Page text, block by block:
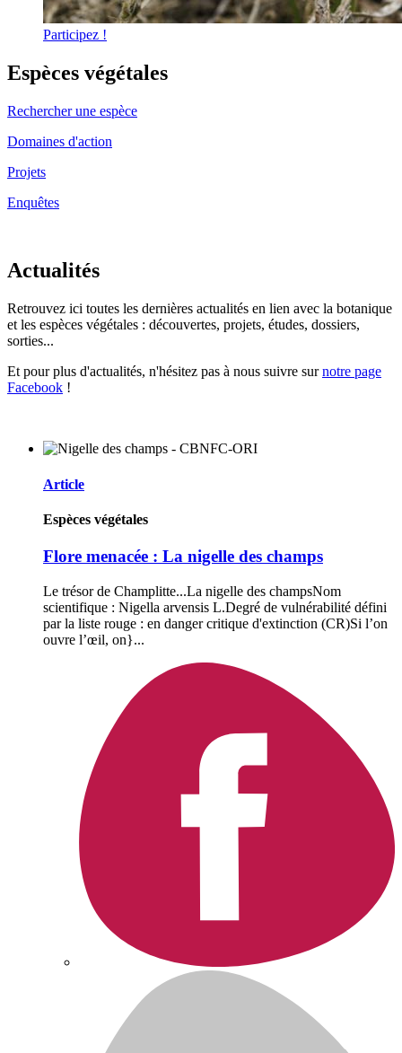
Participez !
Espèces végétales
Rechercher une espèce
Domaines d'action
Projets
Enquêtes
Actualités
Retrouvez ici toutes les dernières actualités en lien avec la botanique
et les espèces végétales : découvertes, projets, études, dossiers,
sorties...
Et pour plus d'actualités, n'hésitez pas à nous suivre surnotre page
Facebook !
Article
Espèces végétales
Flore menacée : La nigelle des champs
Le trésor de Champlitte...La nigelle des champsNom
scientifique : Nigella arvensis L.Degré de vulnérabilité défini
par la liste rouge : en danger critique d'extinction (CR)Si l’on
ouvre l’œil, on}...